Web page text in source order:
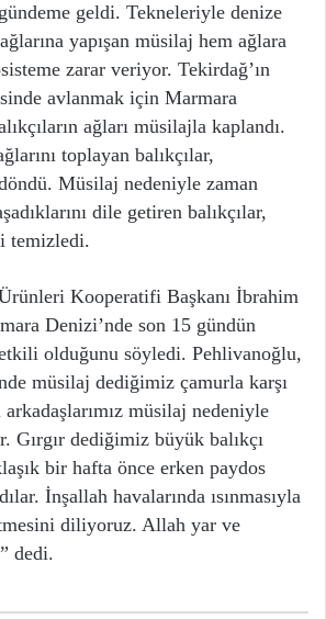
geldi. Tekneleriyle denize
yapışan müsilaj hem ağlara
zarar veriyor. Tekirdağ’ın
avlanmak için Marmara
ağları müsilajla kaplandı.
toplayan balıkçılar,
Müsilaj nedeniyle zaman
dile getiren balıkçılar,
temizledi.
Kooperatifi Başkanı İbrahim
Denizi’nde son 15 gündün
olduğunu söyledi. Pehlivanoğlu,
müsilaj dediğimiz çamurla karşı
arkadaşlarımız müsilaj nedeniyle
Gırgır dediğimiz büyük balıkçı
bir hafta önce erken paydos
İnşallah havalarında ısınmasıyla
diliyoruz. Allah yar ve
dedi.